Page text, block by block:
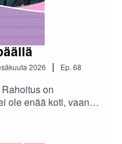
2026 | Ep. 68
on
ole enää koti, vaan
kuvaan astuvat
paikkaan leviävä
työmaan keskellä -